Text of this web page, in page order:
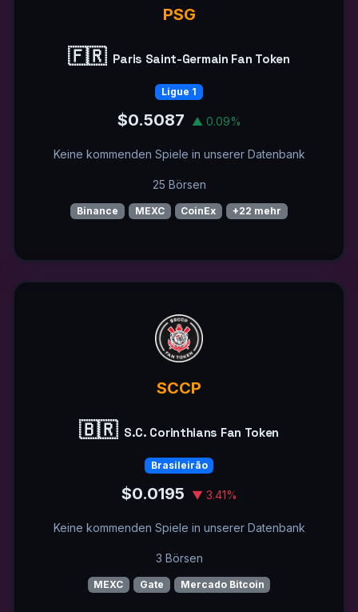
PSG
🇫🇷 Paris Saint-Germain Fan Token
Ligue 1
$0.5087 ▲ 0.09%
Keine kommenden Spiele in unserer Datenbank
25 Börsen
Binance MEXC CoinEx +22 mehr
SCCP
🇧🇷 S.C. Corinthians Fan Token
Brasileirão
$0.0195 ▼ 3.41%
Keine kommenden Spiele in unserer Datenbank
3 Börsen
MEXC Gate Mercado Bitcoin